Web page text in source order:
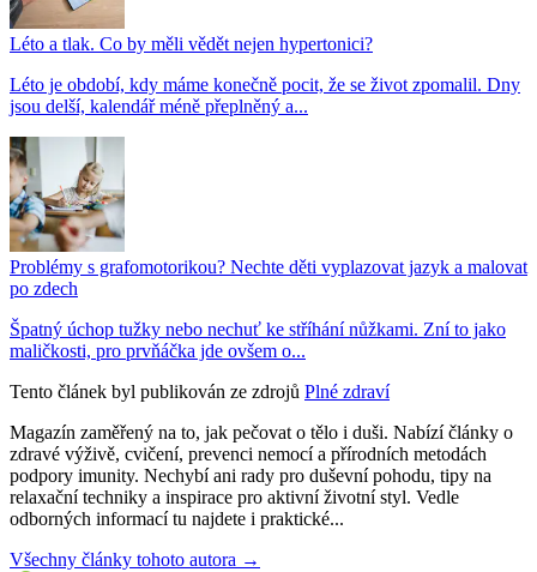
Léto a tlak. Co by měli vědět nejen hypertonici?
Léto je období, kdy máme konečně pocit, že se život zpomalil. Dny
jsou delší, kalendář méně přeplněný a...
Problémy s grafomotorikou? Nechte děti vyplazovat jazyk a malovat
po zdech
Špatný úchop tužky nebo nechuť ke stříhání nůžkami. Zní to jako
maličkosti, pro prvňáčka jde ovšem o...
Tento článek byl publikován ze zdrojů Plné zdraví
Magazín zaměřený na to, jak pečovat o tělo i duši. Nabízí články o
zdravé výživě, cvičení, prevenci nemocí a přírodních metodách
podpory imunity. Nechybí ani rady pro duševní pohodu, tipy na
relaxační techniky a inspirace pro aktivní životní styl. Vedle
odborných informací tu najdete i praktické...
Všechny články tohoto autora →